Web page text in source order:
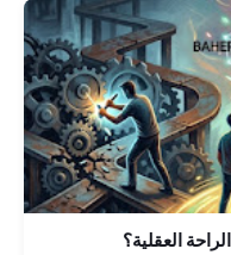
العقلية؟